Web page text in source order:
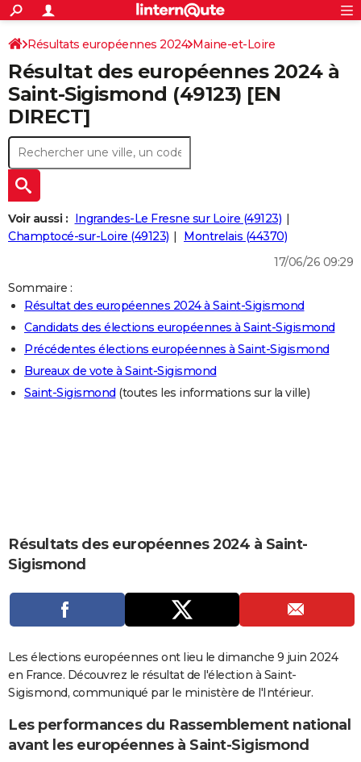
ACTUALITÉS
Politique
Société
Faits Divers
Education
Monde
Villes
+
SPORT
Coupe du monde 2026
Football
Tennis
Cyclisme
Rugby
Forum
CULTURE
Programme TV
TNT
Streaming
Cinéma
Sorties cinéma
Musique
+FINANCE
Retraite
Impôts
Epargne
Immobilier
Risques naturels par ville
Banque
Assurance
CréditAUTO
Essais
Réserver un essai
Citadines
Berlines
SUV
Forum auto
+HIGH-TECH
Mobiles
Meilleur smartphone
Internet
Ordinateurs
Jeux vidéo
Guide high-tech
+
BRICOLAGE
Forum
Aménagement intérieur
Extérieur
Cuisine
Salle de bains
Jardinage
Rangement
+
LIFESTYLE
Art de vivre
Bien-être
Loisirs
Mode
Modes de vie
SANTE
Alimentation
Guide de la santé
Maladies
Médicaments
Sommeil
VOYAGE
Destinations
City break
Voyage nature
Voyage de noces
Forum
Climat
+
Dictionnaire
Biographies
Citations
Expressions
Proverbes
PROGRAMME TV
COPAINS D'AVANT
Se connecter
Entreprises
Service militaire
Avis de recherche
AVIS DE DÉCÈS
Bricolage
Lifestyle
Culture
Sport
Auto
Television
Voyage
Cinema
Rechercher
S'inscrire
Connexion
Résultats européennes 2024 Maine-et-Loire
Résultat des européennes 2024 à
Saint-Sigismond (49123) [EN
DIRECT]
Voir aussi : Ingrandes-Le Fresne sur Loire (49123)
Champtocé-sur-Loire (49123)
Montrelais (44370)
17/06/26 09:29
Sommaire :
Résultat des européennes 2024 à Saint-Sigismond
Candidats des élections européennes à Saint-Sigismond
Précédentes élections européennes à Saint-Sigismond
Bureaux de vote à Saint-Sigismond
Saint-Sigismond (toutes les informations sur la ville)
Résultats des européennes 2024 à Saint-
Sigismond
Les élections européennes ont lieu le dimanche 9 juin 2024
en France. Découvrez le résultat de l'élection à Saint-
Sigismond, communiqué par le ministère de l'Intérieur.
Les performances du Rassemblement national
avant les européennes à Saint-Sigismond